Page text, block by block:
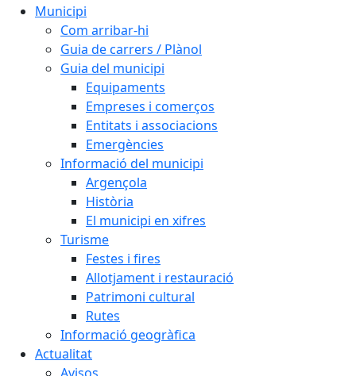
Municipi
Com arribar-hi
Guia de carrers / Plànol
Guia del municipi
Equipaments
Empreses i comerços
Entitats i associacions
Emergències
Informació del municipi
Argençola
Història
El municipi en xifres
Turisme
Festes i fires
Allotjament i restauració
Patrimoni cultural
Rutes
Informació geogràfica
Actualitat